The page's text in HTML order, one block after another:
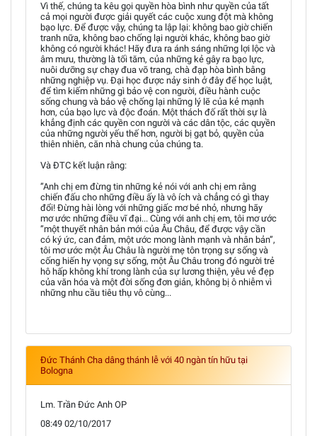
Vì thế, chúng ta kêu gọi quyền hòa bình như quyền của tất
cả mọi người được giải quyết các cuộc xung đột mà không
bạo lực. Để được vậy, chúng ta lập lại: không bao giờ chiến
tranh nữa, không bao chống lại người khác, không bao giờ
không có người khác! Hãy đưa ra ánh sáng những lợi lộc và
âm mưu, thường là tối tăm, của những kẻ gây ra bạo lực,
nuôi dưỡng sự chạy đua võ trang, chà đạp hòa bình bằng
những nghiệp vụ. Đại học được nảy sinh ở đây để học luật,
để tìm kiếm những gì bảo vệ con người, điều hành cuộc
sống chung và bảo vệ chống lại những lý lẽ của kẻ mạnh
hơn, của bạo lực và độc đoán. Một thách đố rất thời sự là
khẳng định các quyền con người và các dân tộc, các quyền
của những người yếu thế hơn, người bị gạt bỏ, quyền của
thiên nhiên, căn nhà chung của chúng ta.
Và ĐTC kết luận rằng:
”Anh chị em đừng tin những kẻ nói với anh chị em rằng
chiến đấu cho những điều ấy là vô ích và chẳng có gì thay
đổi! Đừng hài lòng với những giấc mơ bé nhỏ, nhưng hãy
mơ ước những điều vĩ đại... Cùng với anh chị em, tôi mơ ước
”một thuyết nhân bản mới của Âu Châu, để được vậy cần
có ký ức, can đảm, một ước mong lành mạnh và nhân bản”,
tôi mơ ước một Âu Châu là người mẹ tôn trọng sự sống và
cống hiến hy vọng sự sống, một Âu Châu trong đó người trẻ
hô hấp không khí trong lành của sự lương thiện, yêu vẻ đẹp
của văn hóa và một đời sống đơn giản, không bị ô nhiễm vì
những nhu cầu tiêu thụ vô cùng...
Đức Thánh Cha dâng thánh lễ với 40 ngàn tín hữu tại
Bologna
Lm. Trần Đức Anh OP
08:49 02/10/2017